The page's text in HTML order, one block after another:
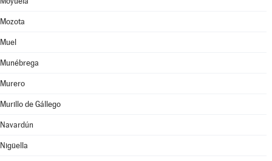
Mozota
Muel
Munébrega
Murero
Murillo de Gállego
Navardún
Nigüella